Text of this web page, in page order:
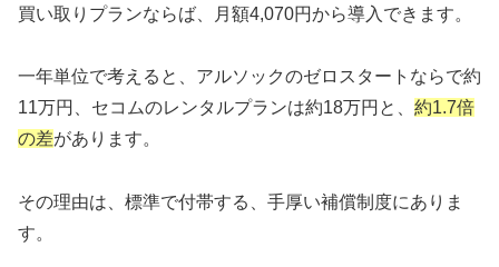
買い取りプランならば、月額4,070円から導入できます。
一年単位で考えると、アルソックのゼロスタートならで約
11万円、セコムのレンタルプランは約18万円と、 約1.7倍
の差があります。
その理由は、標準で付帯する、手厚い補償制度にありま
す。